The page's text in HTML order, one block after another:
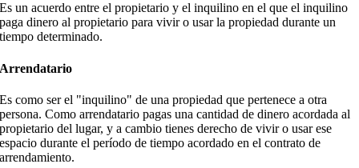
Es un acuerdo entre el propietario y el inquilino en el que el inquilino
paga dinero al propietario para vivir o usar la propiedad durante un
tiempo determinado.
Arrendatario
Es como ser el "inquilino" de una propiedad que pertenece a otra
persona. Como arrendatario pagas una cantidad de dinero acordada al
propietario del lugar, y a cambio tienes derecho de vivir o usar ese
espacio durante el período de tiempo acordado en el contrato de
arrendamiento.